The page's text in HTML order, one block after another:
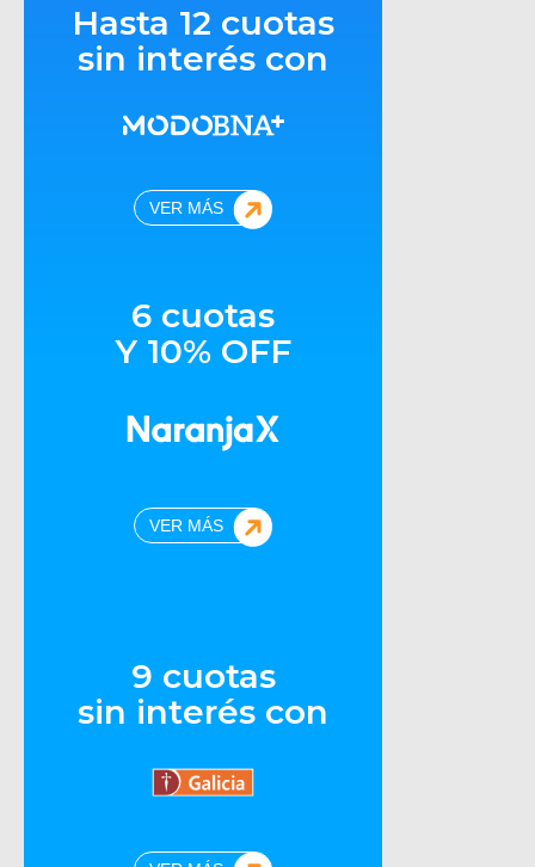
Hasta 12 cuotas
sin interés con
VER MÁS
6 cuotas
Y 10% OFF
VER MÁS
9 cuotas
sin interés con